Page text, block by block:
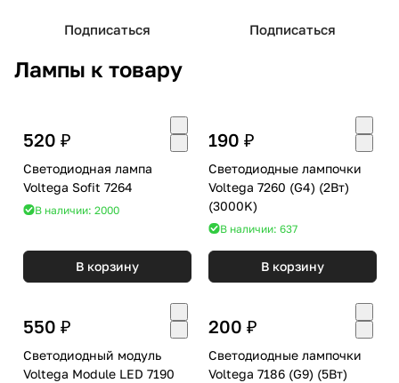
Подписаться Подписаться
Лампы к товару
520 ₽
Светодиодная лампа
Voltega Sofit 7264
В наличии: 2000
В корзину
190 ₽
Светодиодные лампочки
Voltega 7260 (G4) (2Вт)
(3000K)
В наличии: 637
В корзину
550 ₽
Светодиодный модуль
Voltega Module LED 7190
200 ₽
Светодиодные лампочки
Voltega 7186 (G9) (5Вт)